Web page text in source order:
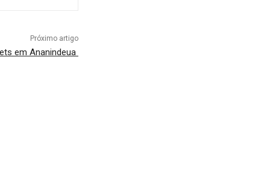
Próximo artigo
em Ananindeua